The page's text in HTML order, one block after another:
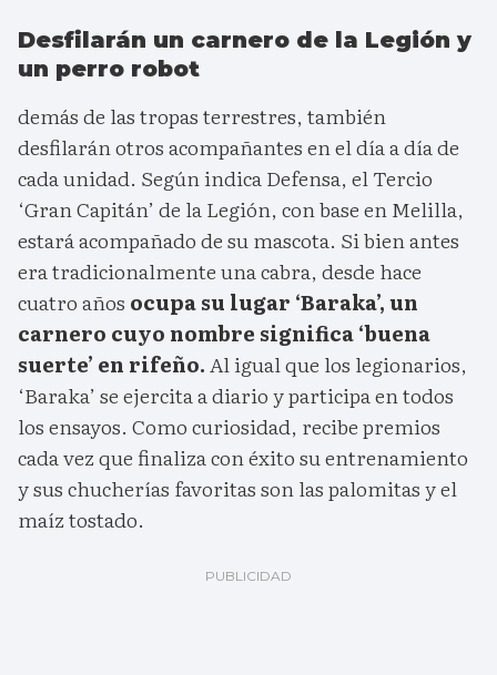
Desfilarán un carnero de la Legión y
un perro robot
demás de las tropas terrestres, también
desfilarán otros acompañantes en el día a día de
cada unidad. Según indica Defensa, el Tercio
‘Gran Capitán’ de la Legión, con base en Melilla,
estará acompañado de su mascota. Si bien antes
era tradicionalmente una cabra, desde hace
cuatro años ocupa su lugar ‘Baraka’, un
carnero cuyo nombre significa ‘buena
suerte’ en rifeño.Al igual que los legionarios,
‘Baraka’ se ejercita a diario y participa en todos
los ensayos. Como curiosidad, recibe premios
cada vez que finaliza con éxito su entrenamiento
y sus chucherías favoritas son las palomitas y el
maíz tostado.